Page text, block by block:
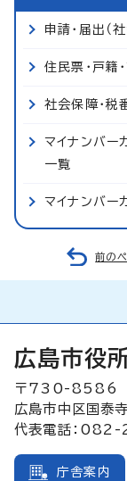
申請・届出（
住民票・戸籍
社会保障・税
マイナンバー
一覧
マイナンバー
前の
広島市役
〒730-8586
広島市中区国泰
代表電話：
庁舎案内